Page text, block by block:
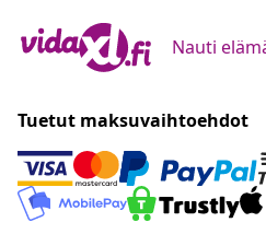
Nauti
Tuetut maksuvaihtoehdot